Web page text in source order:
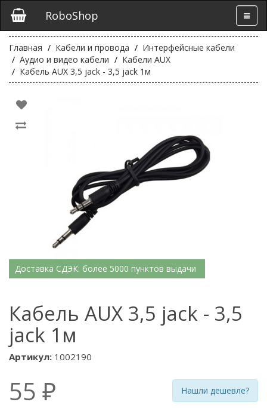
RoboShop
Главная Кабели и провода
Интерфейсные кабели
Аудио и видео кабели
Кабели AUX
Кабель AUX 3,5 jack - 3,5 jack 1м
Доставка СДЭК: более 5000 пунктов выдачи
Кабель AUX 3,5 jack - 3,5
jack 1м
Артикул: 1002190
55 ₽ Нашли дешевле?